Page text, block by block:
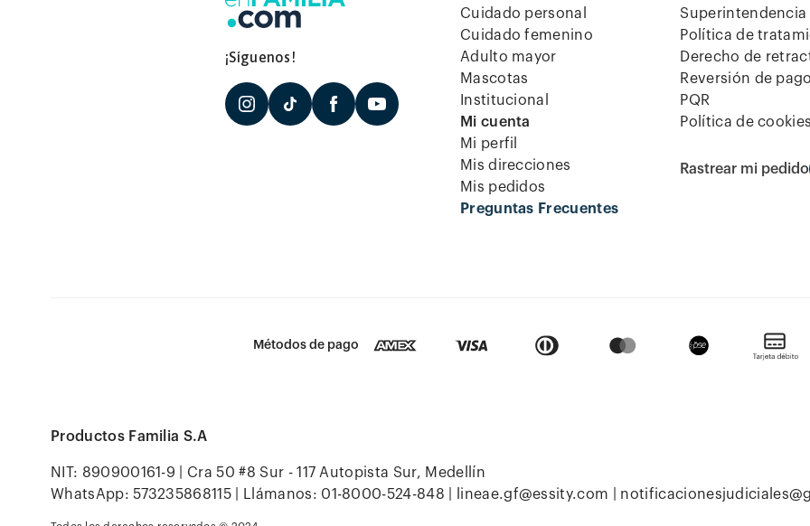
¡Síguenos!
Cuidado personal
Cuidado femenino
Adulto mayor
Mascotas
Institucional
Mi cuenta
Mi perfil
Mis direcciones
Mis pedidos
Preguntas Frecuentes
Política de
Derecho de
Reversión de
PQR
Política de
Rastrear mi pedido
Métodos de pago
Productos Familia S.A
NIT: 890900161-9 | Cra 50 #8 Sur - 117 Autopista Sur, Medellín
WhatsApp: 573235868115 | Llámanos: 01-8000-524-848 |
lineae.gf@essity.com